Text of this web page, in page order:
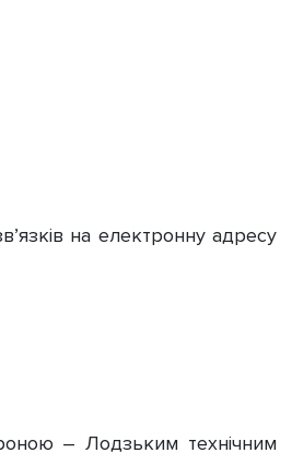
на електронну адресу
– Лодзьким технічним